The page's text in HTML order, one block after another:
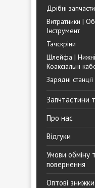
Дрібні
Витратники |
Інструмент
Тачскріни
Шлейфа | Нижні
Коаксіальні
Зарядні
Запчтастини
Про нас
Відгуки
Умови обміну
повернення
Оптові знижки